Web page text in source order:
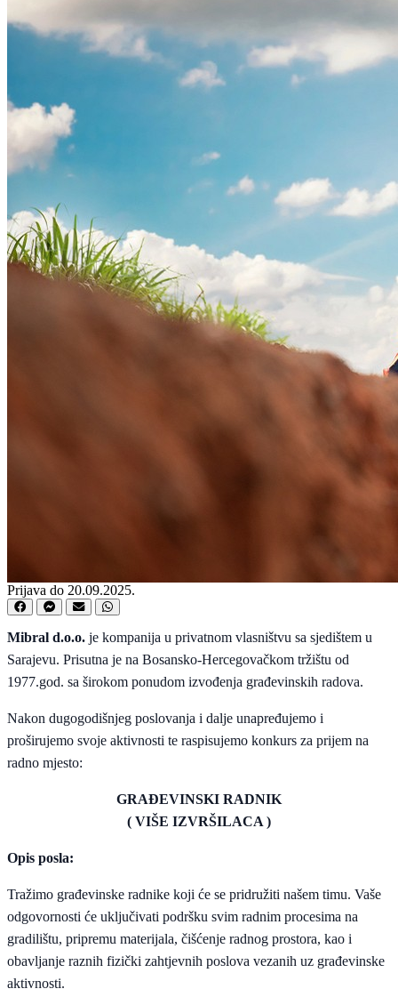
Prijava do 20.09.2025.
Mibral d.o.o. je kompanija u privatnom vlasništvu sa sjedištem u
Sarajevu. Prisutna je na Bosansko-Hercegovačkom tržištu od
1977.god. sa širokom ponudom izvođenja građevinskih radova.
Nakon dugogodišnjeg poslovanja i dalje unapređujemo i
proširujemo svoje aktivnosti te raspisujemo konkurs za prijem na
radno mjesto:
GRAĐEVINSKI RADNIK
( VIŠE IZVRŠILACA )
Opis posla:
Tražimo građevinske radnike koji će se pridružiti našem timu. Vaše
odgovornosti će uključivati podršku svim radnim procesima na
gradilištu, pripremu materijala, čišćenje radnog prostora, kao i
obavljanje raznih fizički zahtjevnih poslova vezanih uz građevinske
aktivnosti.